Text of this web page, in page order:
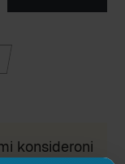
konsideroni